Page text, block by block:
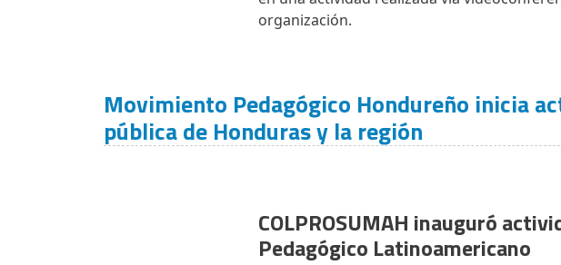
organización.
Movimiento Pedagógico Hondureño inicia
pública de Honduras y la región
COLPROSUMAH inauguró
Pedagógico Latinoamericano